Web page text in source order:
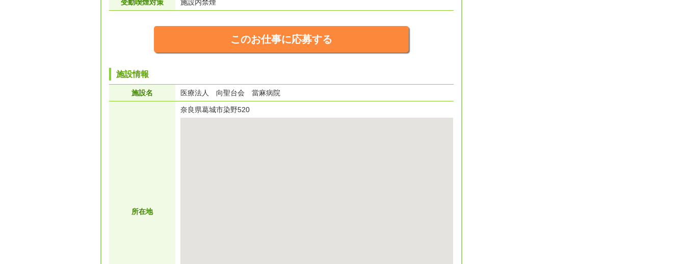
受動喫煙対策 施設内禁煙
このお仕事に応募する
施設情報
施設名 医療法人 向聖台会 當麻病院
所在地
奈良県葛城市染野520